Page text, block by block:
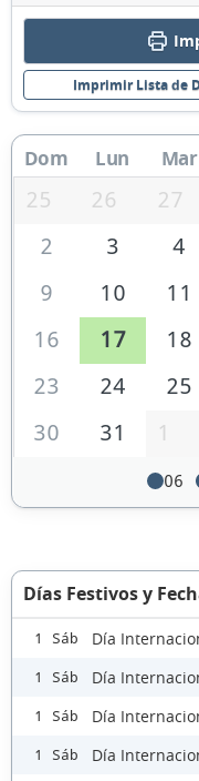
Imprimir Lista de
Dom Lun Mar
25 26 27
2
3 4
9
10 11
16
17 18
23
24 25
30
31 1
06
Días Festivos y
1 Sáb Día
1 Sáb Día
1 Sáb Día
1 Sáb Día